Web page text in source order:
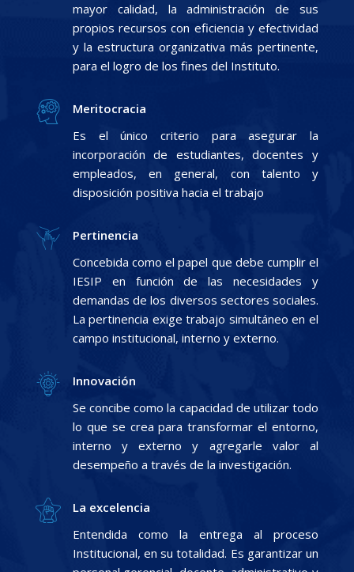
mayor calidad, la administración de sus
propios recursos con eficiencia y efectividad
y la estructura organizativa más pertinente,
para el logro de los fines del Instituto.
Meritocracia
Es el único criterio para asegurar la
incorporación de estudiantes, docentes y
empleados, en general, con talento y
disposición positiva hacia el trabajo
Pertinencia
Concebida como el papel que debe cumplir el
IESIP en función de las necesidades y
demandas de los diversos sectores sociales.
La pertinencia exige trabajo simultáneo en el
campo institucional, interno y externo.
Innovación
Se concibe como la capacidad de utilizar todo
lo que se crea para transformar el entorno,
interno y externo y agregarle valor al
desempeño a través de la investigación.
La excelencia
Entendida como la entrega al proceso
Institucional, en su totalidad. Es garantizar un